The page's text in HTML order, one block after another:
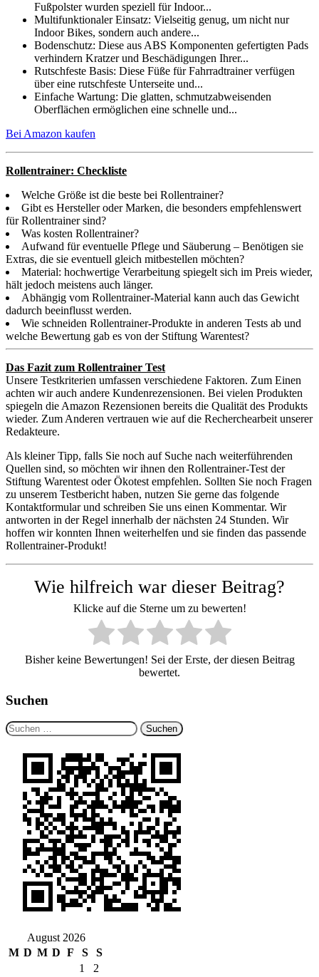
Fußpolster wurden speziell für Indoor...
Multifunktionaler Einsatz: Vielseitig genug, um nicht nur
Indoor Bikes, sondern auch andere...
Bodenschutz: Diese aus ABS Komponenten gefertigten Pads
verhindern Kratzer und Beschädigungen Ihrer...
Rutschfeste Basis: Diese Füße für Fahrradtrainer verfügen
über eine rutschfeste Unterseite und...
Einfache Wartung: Die glatten, schmutzabweisenden
Oberflächen ermöglichen eine schnelle und...
Bei Amazon kaufen
Rollentrainer: Checkliste
Welche Größe ist die beste bei Rollentrainer?
Gibt es Hersteller oder Marken, die besonders empfehlenswert
für Rollentrainer sind?
Was kosten Rollentrainer?
Aufwand für eventuelle Pflege und Säuberung – Benötigen sie
Extras, die sie eventuell gleich mitbestellen möchten?
Material: hochwertige Verarbeitung spiegelt sich im Preis wieder,
hält jedoch meistens auch länger.
Abhängig vom Rollentrainer-Material kann auch das Gewicht
dadurch beeinflusst werden.
Wie schneiden Rollentrainer-Produkte in anderen Tests ab und
welche Bewertung gab es von der Stiftung Warentest?
Das Fazit zum Rollentrainer Test
Unsere Testkriterien umfassen verschiedene Faktoren. Zum Einen
achten wir auch andere Kundenrezensionen. Bei vielen Produkten
spiegeln die Amazon Rezensionen bereits die Qualität des Produkts
wieder. Zum Anderen vertrauen wie auf die Recherchearbeit unserer
Redakteure.
Als kleiner Tipp, falls Sie noch auf Suche nach weiterführenden
Quellen sind, so möchten wir ihnen den Rollentrainer-Test der
Stiftung Warentest oder Ökotest empfehlen. Sollten Sie noch Fragen
zu unserem Testbericht haben, nutzen Sie gerne das folgende
Kontaktformular und schreiben Sie uns einen Kommentar. Wir
antworten in der Regel innerhalb der nächsten 24 Stunden. Wir
hoffen wir konnten Ihnen weiterhelfen und sie finden das passende
Rollentrainer-Produkt!
Wie hilfreich war dieser Beitrag?
Klicke auf die Sterne um zu bewerten!
Bisher keine Bewertungen! Sei der Erste, der diesen Beitrag
bewertet.
Suchen
Suchen
nach:
August 2026
M D M D F S
S
1
2